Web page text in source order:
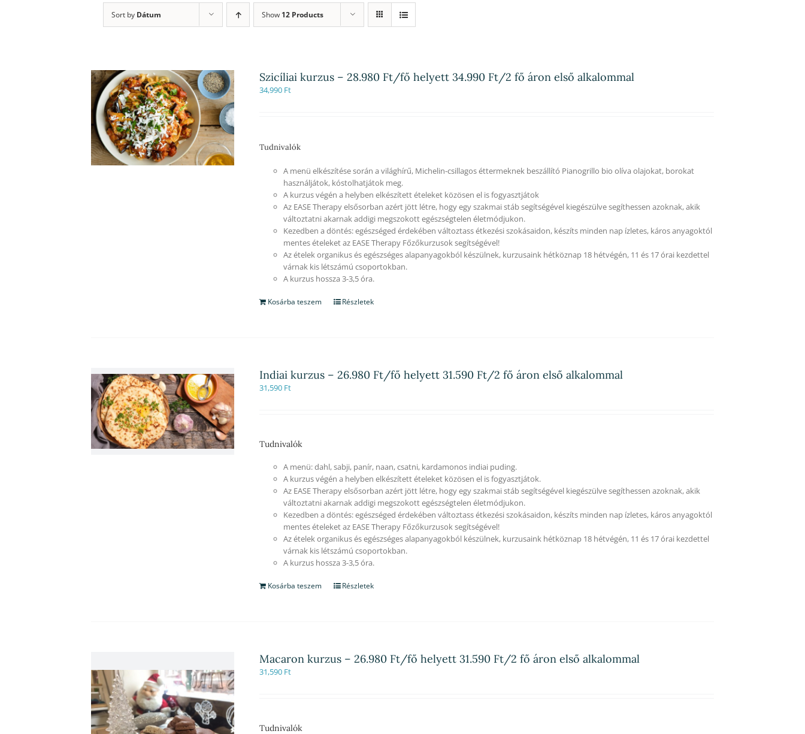
Sort by Dátum Show 12 Products
Szicíliai kurzus – 28.980 Ft/fő helyett 34.990 Ft/2 fő áron első alkalommal
34,990 Ft
Tudnivalók
A menü elkészítése során a világhírű, Michelin-csillagos éttermeknek beszállító Pianogrillo bio olíva olajokat, borokat
használjátok, kóstolhatjátok meg.
A kurzus végén a helyben elkészített ételeket közösen el is fogyasztjátok
Az EASE Therapy elsősorban azért jött létre, hogy egy szakmai stáb segítségével kiegészülve segíthessen azoknak, akik
változtatni akarnak addigi megszokott egészségtelen életmódjukon.
Kezedben a döntés: egészséged érdekében változtass étkezési szokásaidon, készíts minden nap ízletes, káros anyagoktól
mentes ételeket az EASE Therapy Főzőkurzusok segítségével!
Az ételek organikus és egészséges alapanyagokból készülnek, kurzusaink hétköznap 18 hétvégén, 11 és 17 órai kezdettel
várnak kis létszámú csoportokban.
A kurzus hossza 3-3,5 óra.
Kosárba teszem Részletek
Indiai kurzus – 26.980 Ft/fő helyett 31.590 Ft/2 fő áron első alkalommal
31,590 Ft
Tudnivalók
A menü: dahl, sabji, panír, naan, csatni, kardamonos indiai puding.
A kurzus végén a helyben elkészített ételeket közösen el is fogyasztjátok.
Az EASE Therapy elsősorban azért jött létre, hogy egy szakmai stáb segítségével kiegészülve segíthessen azoknak, akik
változtatni akarnak addigi megszokott egészségtelen életmódjukon.
Kezedben a döntés: egészséged érdekében változtass étkezési szokásaidon, készíts minden nap ízletes, káros anyagoktól
mentes ételeket az EASE Therapy Főzőkurzusok segítségével!
Az ételek organikus és egészséges alapanyagokból készülnek, kurzusaink hétköznap 18 hétvégén, 11 és 17 órai kezdettel
várnak kis létszámú csoportokban.
A kurzus hossza 3-3,5 óra.
Kosárba teszem Részletek
Macaron kurzus – 26.980 Ft/fő helyett 31.590 Ft/2 fő áron első alkalommal
31,590 Ft
Tudnivalók